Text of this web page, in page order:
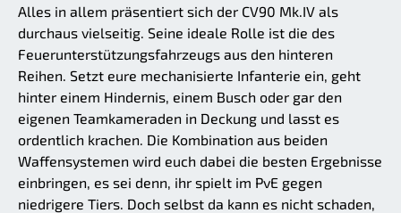
Alles in allem präsentiert sich der CV90 Mk.IV als
durchaus vielseitig. Seine ideale Rolle ist die des
Feuerunterstützungsfahrzeugs aus den hinteren
Reihen. Setzt eure mechanisierte Infanterie ein, geht
hinter einem Hindernis, einem Busch oder gar den
eigenen Teamkameraden in Deckung und lasst es
ordentlich krachen. Die Kombination aus beiden
Waffensystemen wird euch dabei die besten Ergebnisse
einbringen, es sei denn, ihr spielt im PvE gegen
niedrigere Tiers. Doch selbst da kann es nicht schaden,